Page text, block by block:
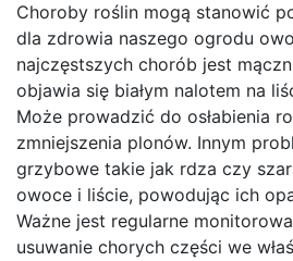
Choroby roślin mogą stanowić
dla zdrowia naszego ogrodu
najczęstszych chorób jest
objawia się białym nalotem na
Może prowadzić do osłabienia
zmniejszenia plonów. Innym
grzybowe takie jak rdza czy
owoce i liście, powodując ich
Ważne jest regularne
usuwanie chorych części we